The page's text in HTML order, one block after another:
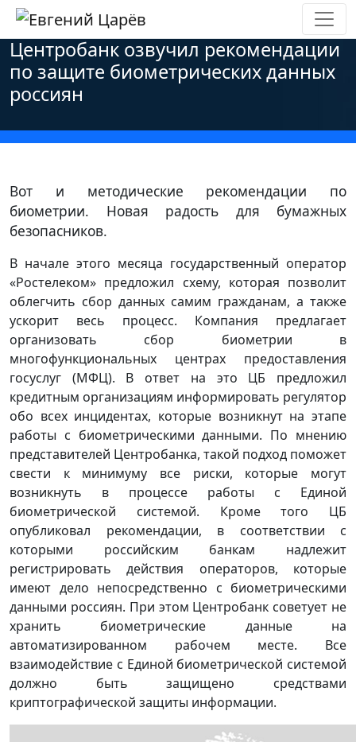
Главная»Новости»Персональные данные
Центробанк озвучил рекомендации
по защите биометрических данных
россиян
Вот и методические рекомендации по
биометрии. Новая радость для бумажных
безопасников.
В начале этого месяца государственный оператор
«Ростелеком» предложил схему, которая позволит
облегчить сбор данных самим гражданам, а также
ускорит весь процесс. Компания предлагает
организовать сбор биометрии в
многофункциональных центрах предоставления
госуслуг (МФЦ). В ответ на это ЦБ предложил
кредитным организациям информировать регулятор
обо всех инцидентах, которые возникнут на этапе
работы с биометрическими данными. По мнению
представителей Центробанка, такой подход поможет
свести к минимуму все риски, которые могут
возникнуть в процессе работы с Единой
биометрической системой. Кроме того ЦБ
опубликовал рекомендации, в соответствии с
которыми российским банкам надлежит
регистрировать действия операторов, которые
имеют дело непосредственно с биометрическими
данными россиян. При этом Центробанк советует не
хранить биометрические данные на
автоматизированном рабочем месте. Все
взаимодействие с Единой биометрической системой
должно быть защищено средствами
криптографической защиты информации.